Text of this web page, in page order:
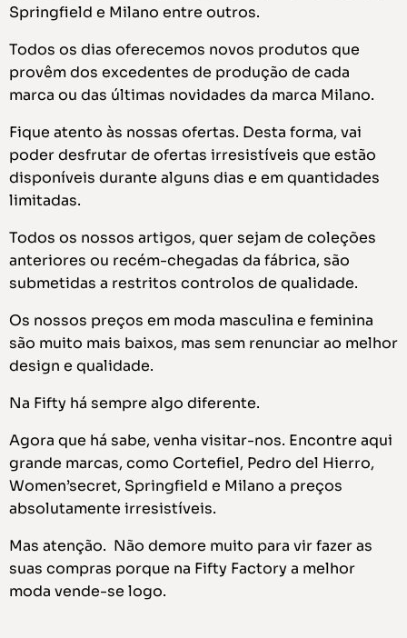
Springfield e Milano entre outros.
Todos os dias oferecemos novos produtos que
provêm dos excedentes de produção de cada
marca ou das últimas novidades da marca Milano.
Fique atento às nossas ofertas. Desta forma, vai
poder desfrutar de ofertas irresistíveis que estão
disponíveis durante alguns dias e em quantidades
limitadas.
Todos os nossos artigos, quer sejam de coleções
anteriores ou recém-chegadas da fábrica, são
submetidas a restritos controlos de qualidade.
Os nossos preços em moda masculina e feminina
são muito mais baixos, mas sem renunciar ao melhor
design e qualidade.
Na Fifty há sempre algo diferente.
Agora que há sabe, venha visitar-nos. Encontre aqui
grande marcas, como Cortefiel, Pedro del Hierro,
Women’secret, Springfield e Milano a preços
absolutamente irresistíveis.
Mas atenção. Não demore muito para vir fazer as
suas compras porque na Fifty Factory a melhor
moda vende-se logo.